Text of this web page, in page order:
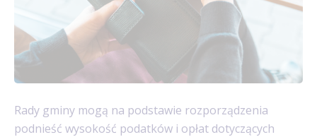
Rady gminy mogą na podstawie rozporządzenia
podnieść wysokość podatków i opłat dotyczących